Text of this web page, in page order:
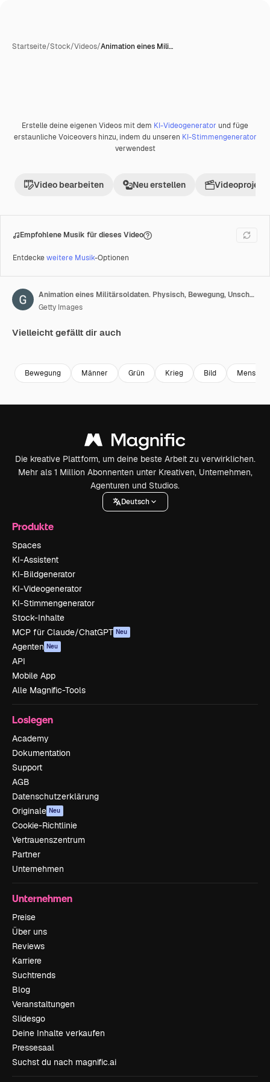
Startseite/Stock/Videos/Animation eines Mili…
Premium
Erstelle deine eigenen Videos mit dem KI-Videogenerator und füge
erstaunliche Voiceovers hinzu, indem du unseren KI-Stimmengenerator
verwendest
Video bearbeiten Neu erstellen Videoprojekt
Empfohlene Musik für dieses Video
Entdeckeweitere Musik-Optionen
Animation eines Militärsoldaten. Physisch, Bewegung, Unschärfe. Realistische 4K-Animation. Greenscreen
Getty Images
Vielleicht gefällt dir auch
Bewegung Männer Grün Krieg Bild
Die kreative Plattform, um deine beste Arbeit zu verwirklichen.
Mehr als 1 Million Abonnenten unter Kreativen, Unternehmen,
Agenturen und Studios.
Deutsch
Produkte
Spaces
KI-Assistent
KI-Bildgenerator
KI-Videogenerator
KI-Stimmengenerator
Stock-Inhalte
MCP für Claude/ChatGPT Neu
Agenten Neu
API
Mobile App
Alle Magnific-Tools
Loslegen
Academy
Dokumentation
Support
AGB
Datenschutzerklärung
Originale Neu
Cookie-Richtlinie
Vertrauenszentrum
Partner
Unternehmen
Unternehmen
Preise
Über uns
Reviews
Karriere
Suchtrends
Blog
Veranstaltungen
Slidesgo
Deine Inhalte verkaufen
Pressesaal
Suchst du nach magnific.ai